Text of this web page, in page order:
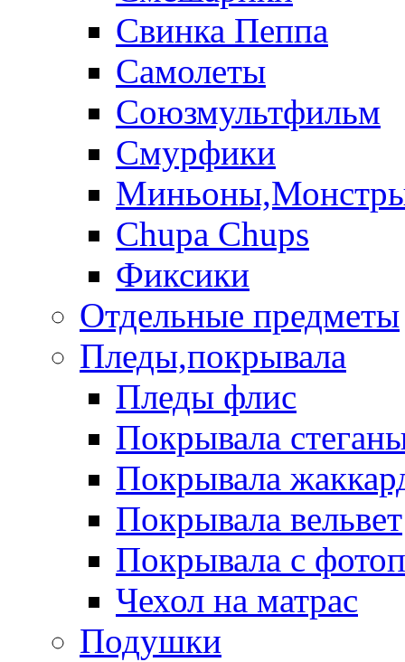
Свинка Пеппа
Самолеты
Союзмультфильм
Смурфики
Chupa Chups
Фиксики
Отдельные предметы
Пледы,покрывала
Пледы флис
Покрывала
Покрывала
Покрывала вельвет
Покрывала с
Чехол на матрас
Подушки